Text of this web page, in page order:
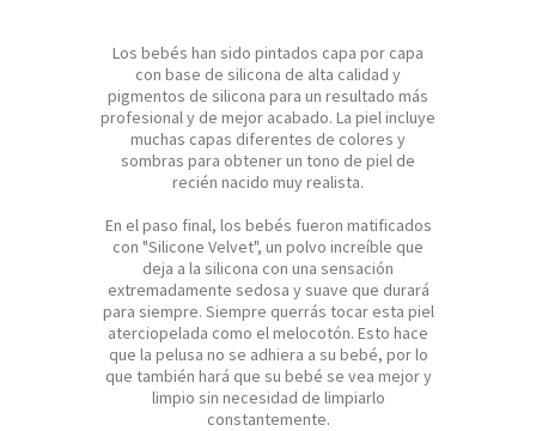
Los bebés han sido pintados capa por capa
con base de silicona de alta calidad y
pigmentos de silicona para un resultado más
profesional y de mejor acabado. La piel incluye
muchas capas diferentes de colores y
sombras para obtener un tono de piel de
recién nacido muy realista.
En el paso final, los bebés fueron matificados
con "Silicone Velvet", un polvo increíble que
deja a la silicona con una sensación
extremadamente sedosa y suave que durará
para siempre. Siempre querrás tocar esta piel
aterciopelada como el melocotón. Esto hace
que la pelusa no se adhiera a su bebé, por lo
que también hará que su bebé se vea mejor y
limpio sin necesidad de limpiarlo
constantemente.